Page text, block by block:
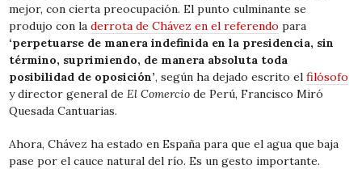
mejor, con cierta preocupación. El punto culminante se
produjo con laderrota de Chávez en el referendo para
‘perpetuarse de manera indefinida en la presidencia, sin
término, suprimiendo, de manera absoluta toda
posibilidad de oposición’, según ha dejado escrito elfilósofo
y director general deEl Comercio de Perú, Francisco Miró
Quesada Cantuarias.
Ahora, Chávez ha estado en España para que el agua que baja
pase por el cauce natural del río. Es un gesto importante.